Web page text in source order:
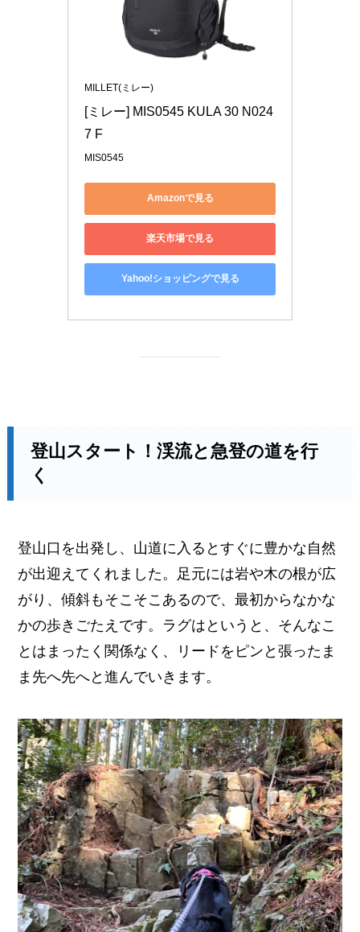
MILLET(ミレー)
[ミレー] MIS0545 KULA 30 N024
7 F
MIS0545
Amazonで見る
楽天市場で見る
Yahoo!ショッピングで見る
登山スタート！渓流と急登の道を行
く
登山口を出発し、山道に入るとすぐに豊かな自然
が出迎えてくれました。足元には岩や木の根が広
がり、傾斜もそこそこあるので、最初からなかな
かの歩きごたえです。ラグはというと、そんなこ
とはまったく関係なく、リードをピンと張ったま
ま先へ先へと進んでいきます。